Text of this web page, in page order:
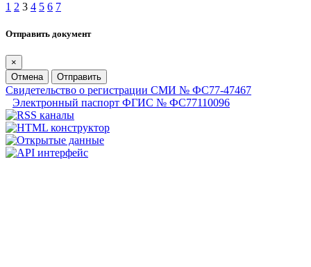
1 2 3 4 5 6 7
Отправить документ
×
Отмена
Отправить
Свидетельство о регистрации СМИ № ФС77-47467
Электронный паспорт ФГИС № ФС77110096